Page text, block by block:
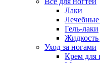
Лаки
Лечебные
Гель-лаки
Жидкость
Уход за ногами
Крем для